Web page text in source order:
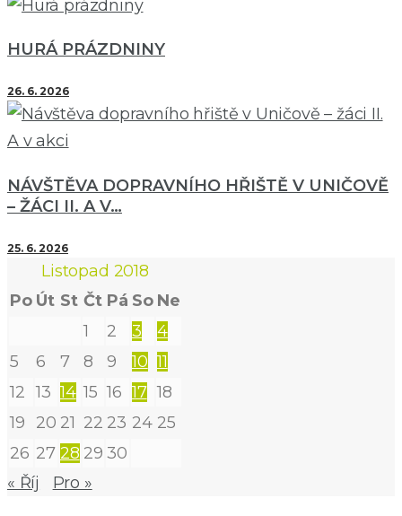
HURÁ PRÁZDNINY
26. 6. 2026
NÁVŠTĚVA DOPRAVNÍHO HŘIŠTĚ V UNIČOVĚ
– ŽÁCI II. A V…
25. 6. 2026
Listopad 2018
Po Út St Čt Pá So Ne
1
2 3
4
5
6 7 8 9 10 11
12 13 14 15 16 17 18
19
20 21 22 23 24 25
26 27 28 29 30
« Říj
Pro »